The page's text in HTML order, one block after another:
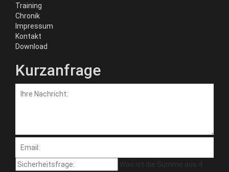
Training
Chronik
Impressum
Kontakt
Download
Kurzanfrage
Was ist die Summe aus 4